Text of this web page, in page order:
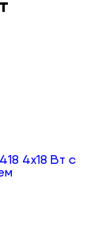
4х18 Вт с